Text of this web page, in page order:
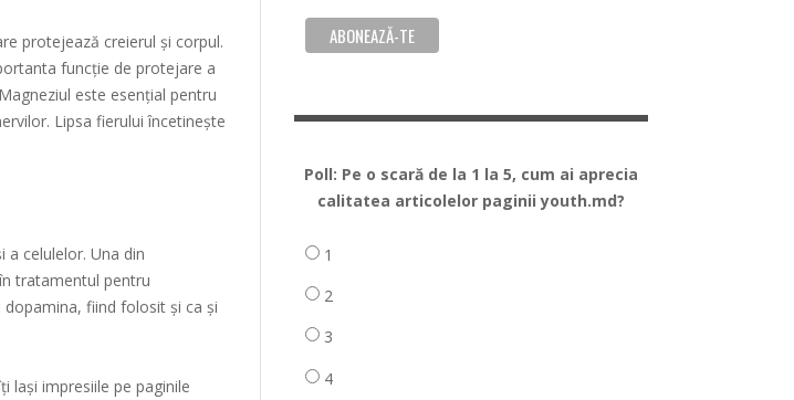
protejează creierul și corpul.
funcție de protejare a
este esențial pentru
Lipsa fierului încetinește
a celulelor. Una din
tratamentul pentru
fiind folosit și ca și
lași impresiile pe paginile
Poll: Pe o scară de la 1 la 5, cum ai aprecia
calitatea articolelor paginii youth.md?
1
2
3
4